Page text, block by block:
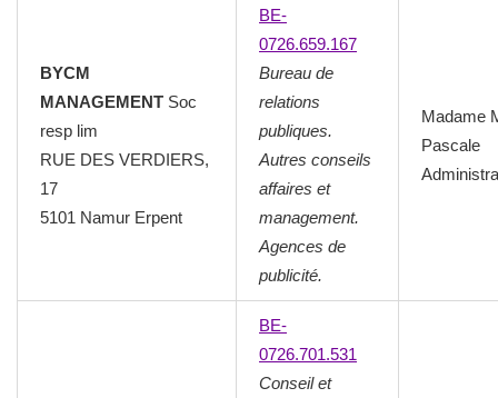
BYCM
MANAGEMENT Soc
resp lim
RUE DES VERDIERS,
17
5101 Namur Erpent
BE-
0726.659.167
Bureau de
relations
publiques.
Autres conseils
affaires et
management.
Agences de
publicité.
Madame
Pascale
BE-
0726.701.531
Conseil et